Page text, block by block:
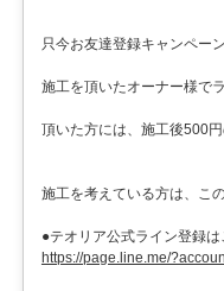
只今お友達登録キャンペー
施工を頂いたオーナー様で
頂いた方には、施工後500
施工を考えている方は、こ
●テオリア公式ライン登録
https://page.line.me/